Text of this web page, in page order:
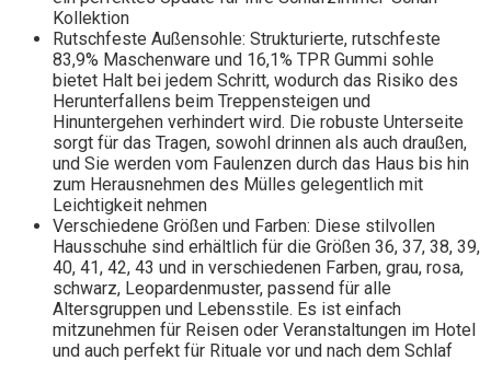
Kollektion
Rutschfeste Außensohle: Strukturierte, rutschfeste
83,9% Maschenware und 16,1% TPR Gummi sohle
bietet Halt bei jedem Schritt, wodurch das Risiko des
Herunterfallens beim Treppensteigen und
Hinuntergehen verhindert wird. Die robuste Unterseite
sorgt für das Tragen, sowohl drinnen als auch draußen,
und Sie werden vom Faulenzen durch das Haus bis hin
zum Herausnehmen des Mülles gelegentlich mit
Leichtigkeit nehmen
Verschiedene Größen und Farben: Diese stilvollen
Hausschuhe sind erhältlich für die Größen 36, 37, 38, 39,
40, 41, 42, 43 und in verschiedenen Farben, grau, rosa,
schwarz, Leopardenmuster, passend für alle
Altersgruppen und Lebensstile. Es ist einfach
mitzunehmen für Reisen oder Veranstaltungen im Hotel
und auch perfekt für Rituale vor und nach dem Schlaf